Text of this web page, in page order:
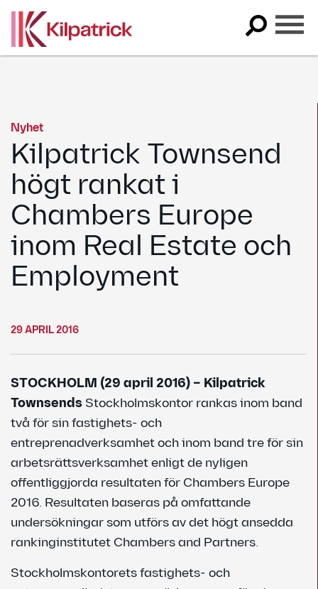
content
Nyhet
Kilpatrick Townsend
högt rankat i
Chambers Europe
inom Real Estate och
Employment
29 APRIL 2016
STOCKHOLM (29 april 2016) – Kilpatrick
Townsends Stockholmskontor rankas inom band
två för sin fastighets- och
entreprenadverksamhet och inom band tre för sin
arbetsrättsverksamhet enligt de nyligen
offentliggjorda resultaten för Chambers Europe
2016. Resultaten baseras på omfattande
undersökningar som utförs av det högt ansedda
rankinginstitutet Chambers and Partners.
Stockholmskontorets fastighets- och